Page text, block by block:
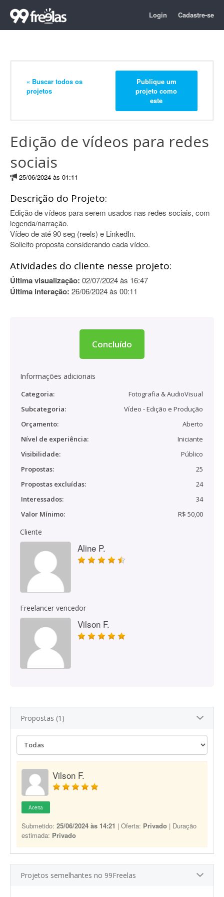
Login Cadastre-se
« Buscar todos os
projetos
Publique um
projeto como
este
Edição de vídeos para redes
sociais
25/06/2024 às 01:11
Descrição do Projeto:
Edição de vídeos para serem usados nas redes sociais, com
legenda/narração.
Vídeo de até 90 seg (reels) e LinkedIn.
Solicito proposta considerando cada vídeo.
Atividades do cliente nesse projeto:
Última visualização: 02/07/2024 às 16:47
Última interação: 26/06/2024 às 00:11
Concluído
Informações adicionais
Categoria:
Fotografia & AudioVisual
Subcategoria:
Vídeo - Edição e Produção
Orçamento:
Aberto
Nível de experiência:
Iniciante
Visibilidade:
Público
Propostas:
25
Propostas excluídas:
24
Interessados:
34
Valor Mínimo:
R$ 50,00
Cliente
Aline P.
Freelancer vencedor
Vilson F.
Propostas (1)
Vilson F.
Aceita
Submetido: 25/06/2024 às 14:21 | Oferta: Privado | Duração
estimada: Privado
Projetos semelhantes no 99Freelas